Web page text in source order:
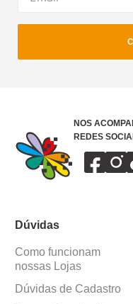
NOS
REDES
Dúvidas
Como funcionam
nossas Lojas
Dúvidas de Cadastro